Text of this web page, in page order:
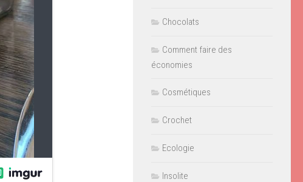
Chocolats
Comment faire des
économies
Cosmétiques
Crochet
Ecologie
Insolite